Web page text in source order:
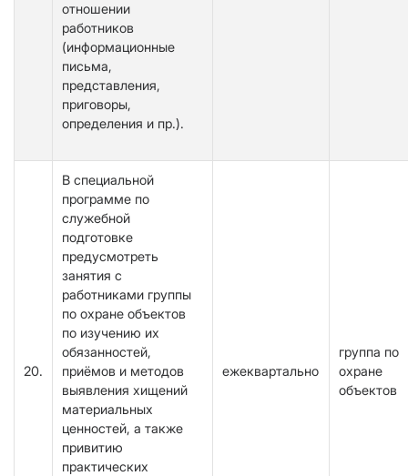
отношении
работников
(информационные
письма,
представления,
приговоры,
определения и пр.).
20.
В специальной
программе по
служебной
подготовке
предусмотреть
занятия с
работниками группы
по охране объектов
по изучению их
обязанностей,
приёмов и методов
выявления хищений
материальных
ценностей, а также
привитию
практических
ежеквартально
группа по
охране
объектов